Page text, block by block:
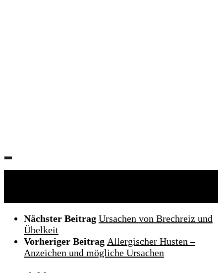
Nächster Beitrag Ursachen von Brechreiz und
Übelkeit
Vorheriger Beitrag Allergischer Husten –
Anzeichen und mögliche Ursachen